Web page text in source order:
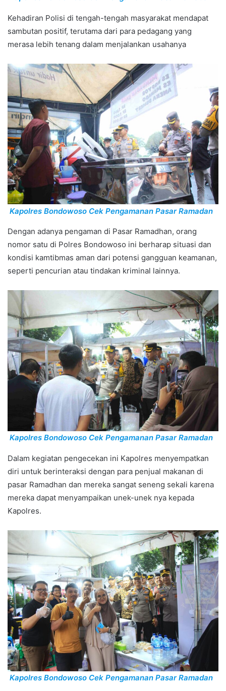
Kehadiran Polisi di tengah-tengah masyarakat mendapat
sambutan positif, terutama dari para pedagang yang
merasa lebih tenang dalam menjalankan usahanya
Kapolres Bondowoso Cek Pengamanan Pasar Ramadan
Dengan adanya pengaman di Pasar Ramadhan, orang
nomor satu di Polres Bondowoso ini berharap situasi dan
kondisi kamtibmas aman dari potensi gangguan keamanan,
seperti pencurian atau tindakan kriminal lainnya.
Kapolres Bondowoso Cek Pengamanan Pasar Ramadan
Dalam kegiatan pengecekan ini Kapolres menyempatkan
diri untuk berinteraksi dengan para penjual makanan di
pasar Ramadhan dan mereka sangat seneng sekali karena
mereka dapat menyampaikan unek-unek nya kepada
Kapolres.
Kapolres Bondowoso Cek Pengamanan Pasar Ramadan